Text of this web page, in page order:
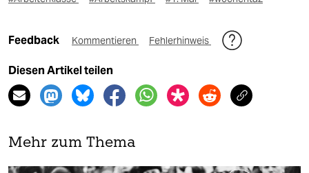
Feedback Kommentieren Fehlerhinweis
Diesen Artikel teilen
Mehr zum Thema